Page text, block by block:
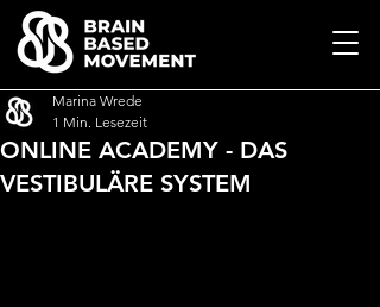
ONLINE ACADEMY - DAS
VESTIBULÄRE SYSTEM
Marina Wrede
1 Min. Lesezeit